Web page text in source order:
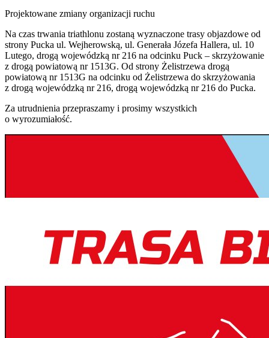
Projektowane zmiany organizacji ruchu
Na czas trwania triathlonu zostaną wyznaczone trasy objazdowe od
strony Pucka ul. Wejherowską, ul. Generała Józefa Hallera, ul. 10
Lutego, drogą wojewódzką nr 216 na odcinku Puck – skrzyżowanie
z drogą powiatową nr 1513G. Od strony Żelistrzewa drogą
powiatową nr 1513G na odcinku od Żelistrzewa do skrzyżowania
z drogą wojewódzką nr 216, drogą wojewódzką nr 216 do Pucka.
Za utrudnienia przepraszamy i prosimy wszystkich
o wyrozumiałość.